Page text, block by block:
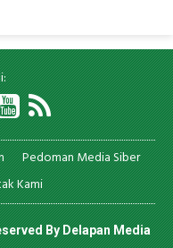
Pedoman Media Siber
Kami
ByDelapan Media